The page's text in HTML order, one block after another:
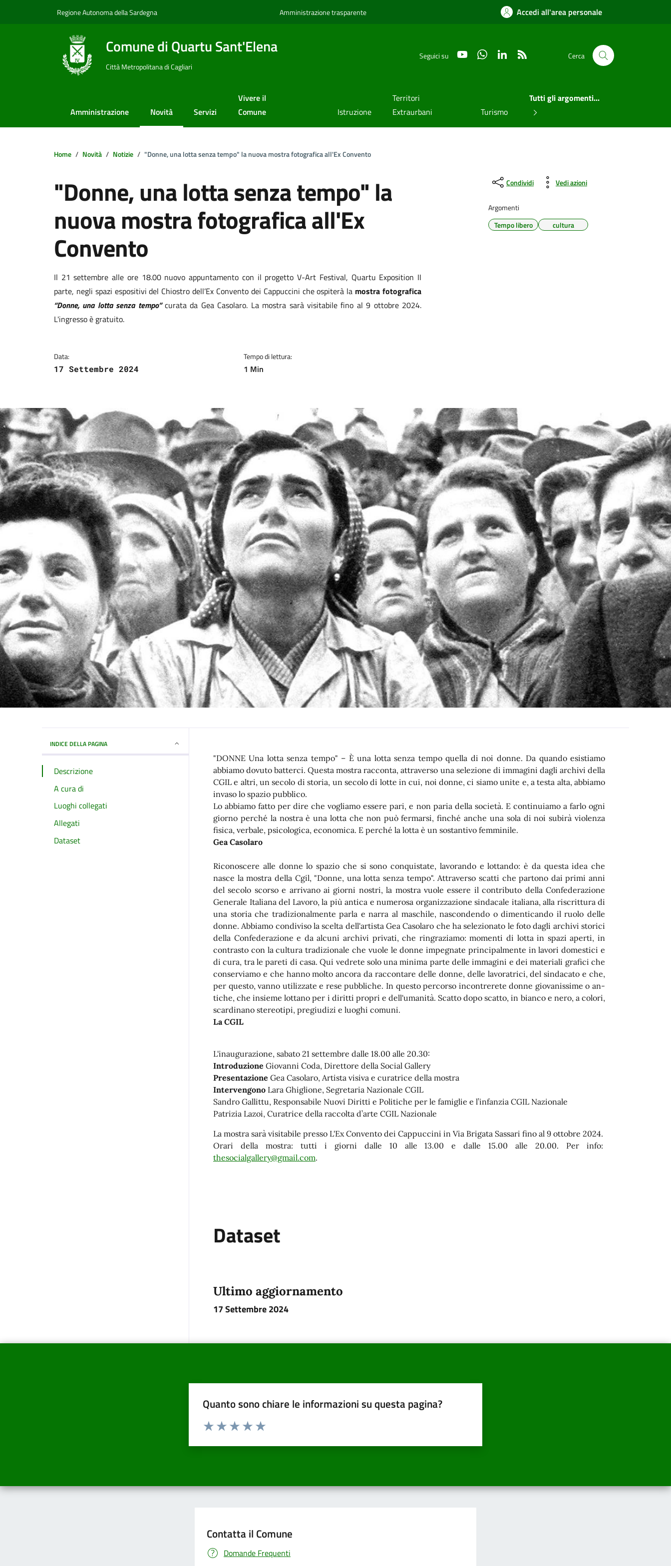
Regione Autonoma della Sardegna Amministrazione trasparente Accedi all'area personale
Comune di Quartu Sant'Elena
Città Metropolitana di Cagliari
Seguici su YouTube WhatsAppLinkedIn Cerca
Amministrazione Novità Servizi
Vivere il
Comune
Istruzione
Territori
Extraurbani
Turismo
Tutti gli argomenti...
Home Novità Notizie "Donne, una lotta senza tempo" la nuova mostra fotografica all'Ex Convento
"Donne, una lotta senza tempo" la
nuova mostra fotografica all'Ex
Convento
Dettagli della notizia
Il 21 settembre alle ore 18.00 nuovo appuntamento con il progetto V-Art Festival, Quartu Exposition II
parte, negli spazi espositivi del Chiostro dell’Ex Convento dei Cappuccini che ospiterà la mostra fotografica
“Donne, una lotta senza tempo”curata da Gea Casolaro. La mostra sarà visitabile fino al 9 ottobre 2024.
L'ingresso è gratuito.
Data:
17 Settembre 2024
Tempo di lettura:
1 Min
Condividi Vedi azioni
Argomenti
Tempo libero
cultura
INDICE DELLA PAGINA
Descrizione
A cura di
Luoghi collegati
Allegati
Dataset
"DONNE Una lotta senza tempo" – È una lotta senza tempo quella di noi donne. Da quando esistiamo
abbiamo dovuto batterci. Questa mostra racconta, attraverso una selezione di immagini dagli archivi della
CGIL e altri, un secolo di storia, un secolo di lotte in cui, noi donne, ci siamo unite e, a testa alta, abbiamo
invaso lo spazio pubblico.
Lo abbiamo fatto per dire che vogliamo essere pari, e non paria della società. E continuiamo a farlo ogni
giorno perché la nostra è una lotta che non può fermarsi, finché anche una sola di noi subirà violenza
fisica, verbale, psicologica, economica. E perché la lotta è un sostantivo femminile.
Gea Casolaro
Riconoscere alle donne lo spazio che si sono conquistate, lavorando e lottando: è da questa idea che
nasce la mostra della Cgil, "Donne, una lotta senza tempo". Attraverso scatti che partono dai primi anni
del secolo scorso e arrivano ai giorni nostri, la mostra vuole essere il contributo della Confederazione
Generale Italiana del Lavoro, la più antica e numerosa organizzazione sindacale italiana, alla riscrittura di
una storia che tradizionalmente parla e narra al maschile, nascondendo o dimenticando il ruolo delle
donne. Abbiamo condiviso la scelta dell'artista Gea Casolaro che ha selezionato le foto dagli archivi storici
della Confede­razione e da alcuni archivi privati, che ringraziamo: mo­menti di lotta in spazi aperti, in
contrasto con la cultura tradizionale che vuole le donne impegnate principalmente in lavori domestici e
di cura, tra le pareti di casa. Qui ve­drete solo una minima parte delle immagini e dei materiali grafici che
conserviamo e che hanno molto ancora da raccontare delle donne, delle lavoratrici, del sindacato e che,
per questo, vanno utilizzate e rese pubbliche. In questo percorso incontrerete donne giovanissime o an­
tiche, che insieme lottano per i diritti propri e dell'umanità. Scatto dopo scatto, in bianco e nero, a colori,
scardinano stereotipi, pregiudizi e luoghi comuni.
La CGIL
L'inaugurazione, sabato 21 settembre dalle 18.00 alle 20.30:
Introduzione Giovanni Coda, Direttore della Social Gallery
Presentazione Gea Casolaro, Artista visiva e curatrice della mostra
Intervengono Lara Ghiglione, Segretaria Nazionale CGIL
Sandro Gallittu, Responsabile Nuovi Diritti e Politiche per le famiglie e l’infanzia CGIL Nazionale
Patrizia Lazoi, Curatrice della raccolta d’arte CGIL Nazionale
La mostra sarà visitabile presso L'Ex Convento dei Cappuccini in Via Brigata Sassari fino al 9 ottobre 2024.
Orari della mostra: tutti i giorni dalle 10 alle 13.00 e dalle 15.00 alle 20.00. Per info:
thesocialgallery@gmail.com.
Dataset
Ultimo aggiornamento
17 Settembre 2024
Quanto sono chiare le informazioni su questa pagina?
Valuta da 1 a 5 stelle la pagina
Contatta il Comune
Domande Frequenti